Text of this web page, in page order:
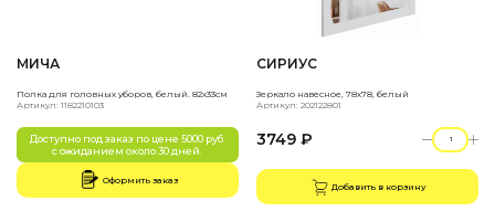
МИЧА
Полка для головных уборов, белый. 82х33см
Артикул: 1182210103
Доступно под заказ по цене 5000 руб.
с ожиданием около 30 дней.
Оформить заказ
СИРИУС
Зеркало навесное, 78х78, белый
Артикул: 202122801
3749 ₽
Добавить в корзину